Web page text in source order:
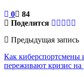
0
84
Поделится
Предыдущая запись
Как киберспортсмены
переживают кризис